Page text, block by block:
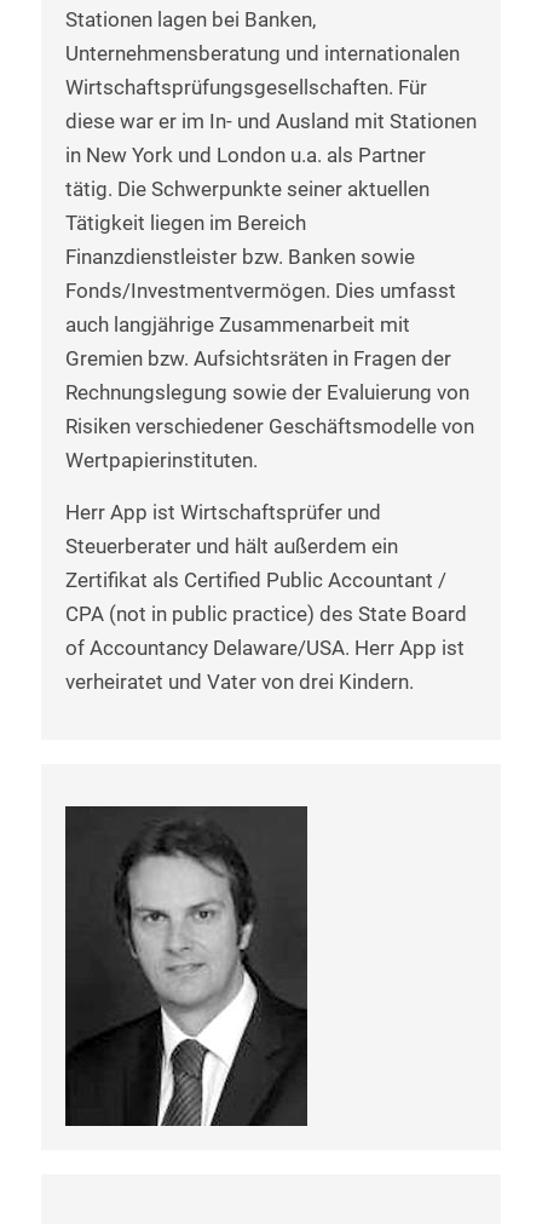
Stationen lagen bei Banken,
Unternehmensberatung und internationalen
Wirtschaftsprüfungsgesellschaften. Für
diese war er im In- und Ausland mit Stationen
in New York und London u.a. als Partner
tätig. Die Schwerpunkte seiner aktuellen
Tätigkeit liegen im Bereich
Finanzdienstleister bzw. Banken sowie
Fonds/Investmentvermögen. Dies umfasst
auch langjährige Zusammenarbeit mit
Gremien bzw. Aufsichtsräten in Fragen der
Rechnungslegung sowie der Evaluierung von
Risiken verschiedener Geschäftsmodelle von
Wertpapierinstituten.
Herr App ist Wirtschaftsprüfer und
Steuerberater und hält außerdem ein
Zertifikat als Certified Public Accountant /
CPA (not in public practice) des State Board
of Accountancy Delaware/USA. Herr App ist
verheiratet und Vater von drei Kindern.